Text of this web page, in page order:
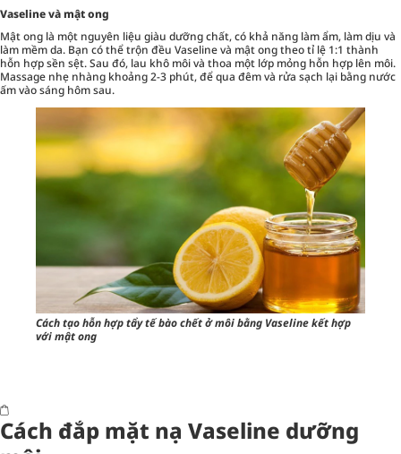
Vaseline và mật ong
Mật ong là một nguyên liệu giàu dưỡng chất, có khả năng làm ẩm, làm dịu và
làm mềm da. Bạn có thể trộn đều Vaseline và mật ong theo tỉ lệ 1:1 thành
hỗn hợp sền sệt. Sau đó, lau khô môi và thoa một lớp mỏng hỗn hợp lên môi.
Massage nhẹ nhàng khoảng 2-3 phút, để qua đêm và rửa sạch lại bằng nước
ấm vào sáng hôm sau.
Cách tạo hỗn hợp tẩy tế bào chết ở môi bằng Vaseline kết hợp
với mật ong
Cách đắp mặt nạ Vaseline dưỡng